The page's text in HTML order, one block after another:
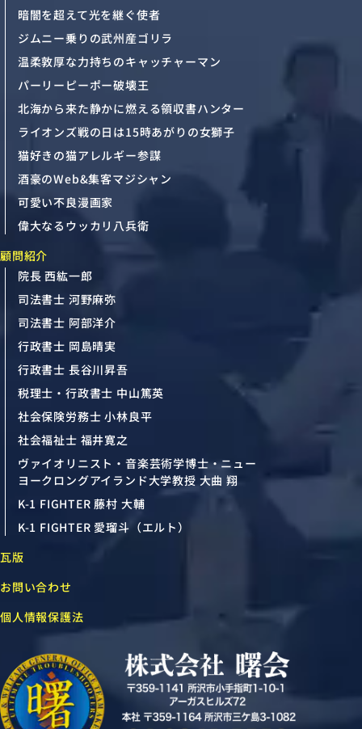
暗闇を超えて光を継ぐ使者
ジムニー乗りの武州産ゴリラ
温柔敦厚な力持ちのキャッチャーマン
パーリーピーポー破壊王
北海から来た静かに燃える領収書ハンター
ライオンズ戦の日は15時あがりの女獅子
猫好きの猫アレルギー参謀
酒豪のWeb&集客マジシャン
可愛い不良漫画家
偉大なるウッカリ八兵衛
顧問紹介
院長 西紘一郎
司法書士 河野麻弥
司法書士 阿部洋介
行政書士 岡島晴実
行政書士 長谷川昇吾
税理士・行政書士 中山篤英
社会保険労務士 小林良平
社会福祉士 福井寛之
ヴァイオリニスト・音楽芸術学博士・ニュー
ヨークロングアイランド大学教授 大曲 翔
K-1 FIGHTER 藤村 大輔
K-1 FIGHTER 愛瑠斗（エルト）
瓦版
お問い合わせ
個人情報保護法